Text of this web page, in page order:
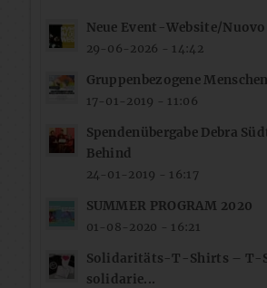
Neue Event-Website/
29-06-2026 - 14:42
Gruppenbezogene
17-01-2019 - 11:06
Spendenübergabe Debra
Behind
24-01-2019 - 16:17
SUMMER PROGRAM 2020
01-08-2020 - 16:21
Solidaritäts-T-Shirts – T-
solidarie...